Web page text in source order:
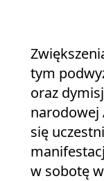
tym
oraz
narodowej
się
w sobotę